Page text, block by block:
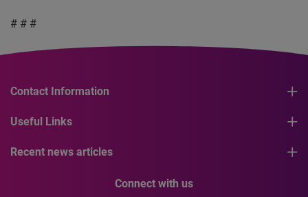
# # #
Contact Information
Useful Links
Recent news articles
Connect with us